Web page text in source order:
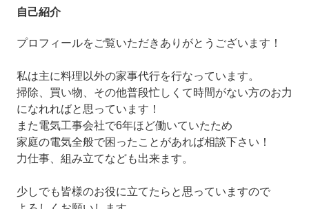
自己紹介
プロフィールをご覧いただきありがとうございます！
私は主に料理以外の家事代行を行なっています。
掃除、買い物、その他普段忙しくて時間がない方のお力
になれればと思っています！
また電気工事会社で6年ほど働いていたため
家庭の電気全般で困ったことがあれば相談下さい！
力仕事、組み立てなども出来ます。
少しでも皆様のお役に立てたらと思っていますので